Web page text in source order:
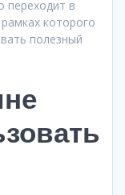
переходит в
которого
полезный